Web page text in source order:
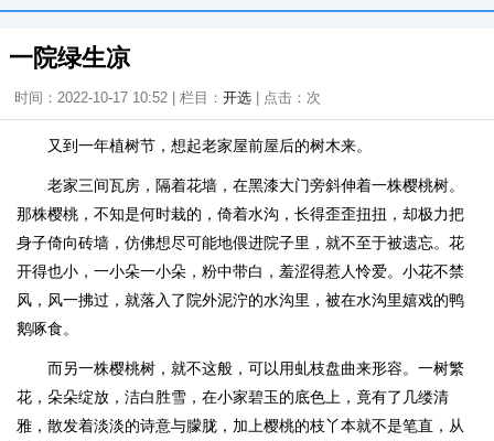
一院绿生凉
时间：2022-10-17 10:52 | 栏目： 开选 | 点击： 次
又到一年植树节，想起老家屋前屋后的树木来。
老家三间瓦房，隔着花墙，在黑漆大门旁斜伸着一株樱桃树。
那株樱桃，不知是何时栽的，倚着水沟，长得歪歪扭扭，却极力把
身子倚向砖墙，仿佛想尽可能地偎进院子里，就不至于被遗忘。花
开得也小，一小朵一小朵，粉中带白，羞涩得惹人怜爱。小花不禁
风，风一拂过，就落入了院外泥泞的水沟里，被在水沟里嬉戏的鸭
鹅啄食。
而另一株樱桃树，就不这般，可以用虬枝盘曲来形容。一树繁
花，朵朵绽放，洁白胜雪，在小家碧玉的底色上，竟有了几缕清
雅，散发着淡淡的诗意与朦胧，加上樱桃的枝丫本就不是笔直，从